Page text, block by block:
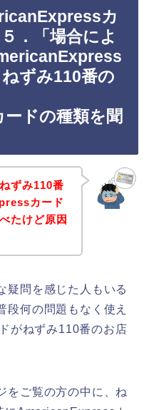
カ
．「場合によ
ずみ110番の
ドの種類を聞
ずみ110番
カード
たけど原因
疑問を感じた人もいる
段何の問題もなく使え
がねずみ110番のお店
をご覧の方の中に、ね